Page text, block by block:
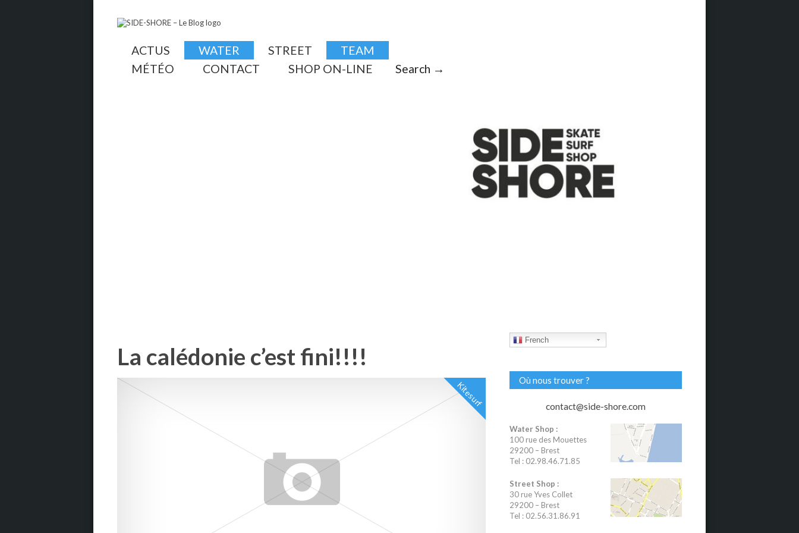
ACTUS WATER STREET
TEAM
MÉTÉO
CONTACT SHOP ON-LINE Search →
La calédonie c’est fini!!!!
Kitesurf
French
Où nous trouver ?
contact@side-shore.com
Water Shop :
100 rue des Mouettes
29200 – Brest
Tel : 02.98.46.71.85
Street Shop :
30 rue Yves Collet
29200 – Brest
Tel : 02.56.31.86.91